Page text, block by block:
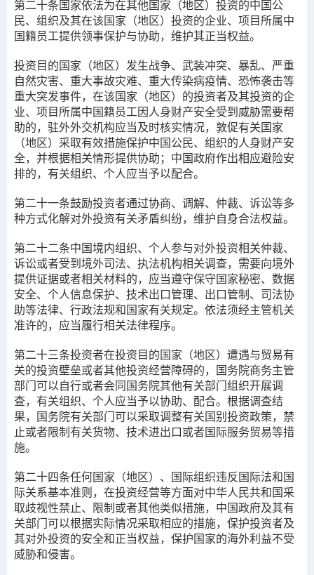
第二十条国家依法为在其他国家（地区）投资的中国公
民、组织及其在该国家（地区）投资的企业、项目所属中
国籍员工提供领事保护与协助，维护其正当权益。
投资目的国家（地区）发生战争、武装冲突、暴乱、严重
自然灾害、重大事故灾难、重大传染病疫情、恐怖袭击等
重大突发事件，在该国家（地区）的投资者及其投资的企
业、项目所属中国籍员工因人身财产安全受到威胁需要帮
助的，驻外外交机构应当及时核实情况，敦促有关国家
（地区）采取有效措施保护中国公民、组织的人身财产安
全，并根据相关情形提供协助；中国政府作出相应避险安
排的，有关组织、个人应当予以配合。
第二十一条鼓励投资者通过协商、调解、仲裁、诉讼等多
种方式化解对外投资有关矛盾纠纷，维护自身合法权益。
第二十二条中国境内组织、个人参与对外投资相关仲裁、
诉讼或者受到境外司法、执法机构相关调查，需要向境外
提供证据或者相关材料的，应当遵守保守国家秘密、数据
安全、个人信息保护、技术出口管理、出口管制、司法协
助等法律、行政法规和国家有关规定。依法须经主管机关
准许的，应当履行相关法律程序。
第二十三条投资者在投资目的国家（地区）遭遇与贸易有
关的投资壁垒或者其他投资经营障碍的，国务院商务主管
部门可以自行或者会同国务院其他有关部门组织开展调
查，有关组织、个人应当予以协助、配合。根据调查结
果，国务院有关部门可以采取调整有关国别投资政策，禁
止或者限制有关货物、技术进出口或者国际服务贸易等措
施。
第二十四条任何国家（地区）、国际组织违反国际法和国
际关系基本准则，在投资经营等方面对中华人民共和国采
取歧视性禁止、限制或者其他类似措施，中国政府及其有
关部门可以根据实际情况采取相应的措施，保护投资者及
其对外投资的安全和正当权益，保护国家的海外利益不受
威胁和侵害。